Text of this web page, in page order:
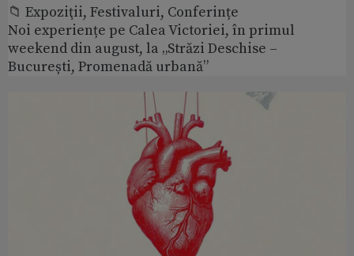
📁 Expoziţii, Festivaluri, Conferințe
Noi experiențe pe Calea Victoriei, în primul
weekend din august, la „Străzi Deschise –
București, Promenadă urbană”